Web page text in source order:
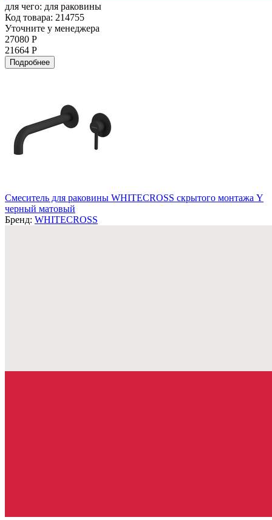
для чего: для раковины
Код товара: 214755
Уточните у менеджера
27080 Р
21664 Р
Подробнее
Смеситель для раковины WHITECROSS скрытого монтажа Y
черный матовый
Бренд: WHITECROSS